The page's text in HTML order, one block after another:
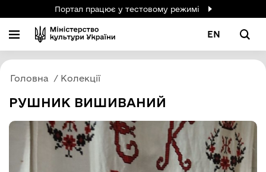
Портал працює у тестовому режимі
EN
Головна Колекції
РУШНИК ВИШИВАНИЙ